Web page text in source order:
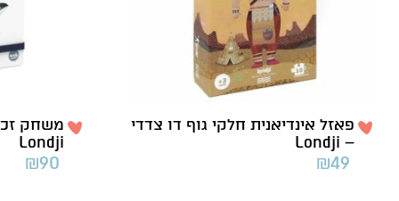
פאזל אינדיאנית חלקי גוף דו צדדי
– Londji
₪49
משחק
Londji
₪90